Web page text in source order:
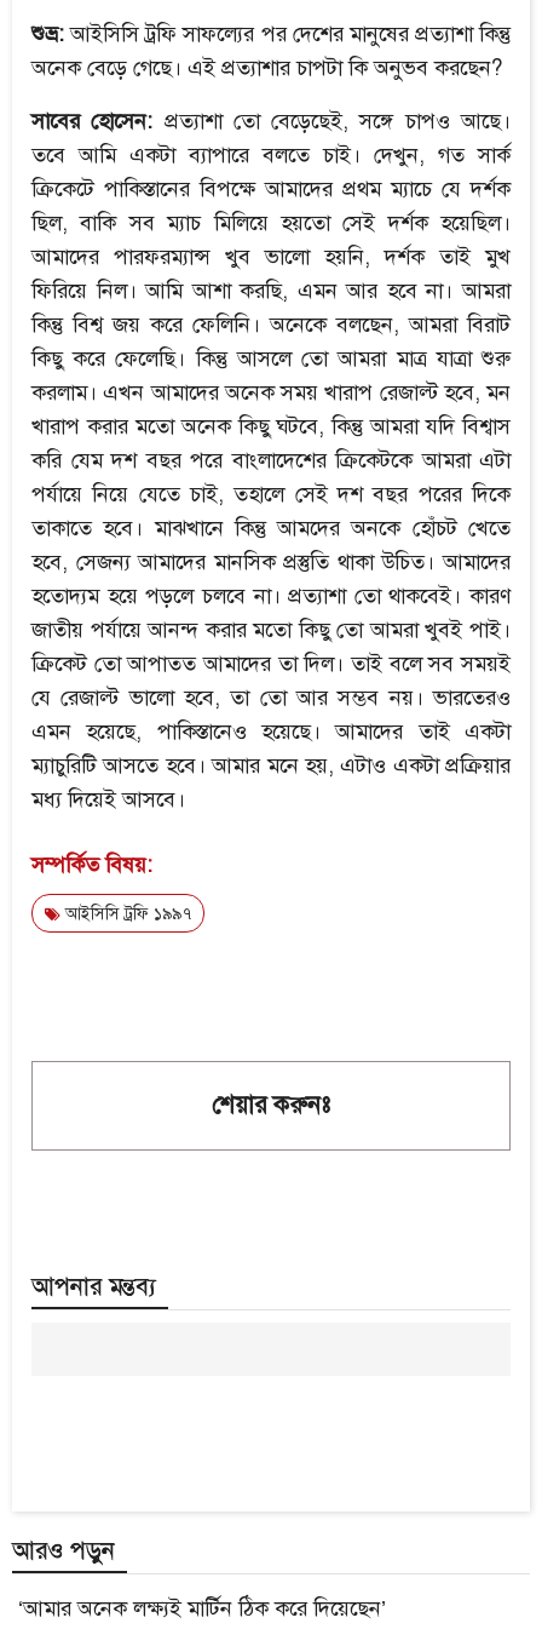
শুভ্র:আইসিসি ট্রফি সাফল্যের পর দেশের মানুষের প্রত্যাশা কিন্তু
অনেক বেড়ে গেছে। এই প্রত্যাশার চাপটা কি অনুভব করছেন?
সাবের হোসেন: প্রত্যাশা তো বেড়েছেই, সঙ্গে চাপও আছে।
তবে আমি একটা ব্যাপারে বলতে চাই। দেখুন, গত সার্ক
ক্রিকেটে পাকিস্তানের বিপক্ষে আমাদের প্রথম ম্যাচে যে দর্শক
ছিল, বাকি সব ম্যাচ মিলিয়ে হয়তো সেই দর্শক হয়েছিল।
আমাদের পারফরম্যান্স খুব ভালো হয়নি, দর্শক তাই মুখ
ফিরিয়ে নিল। আমি আশা করছি, এমন আর হবে না। আমরা
কিন্তু বিশ্ব জয় করে ফেলিনি। অনেকে বলছেন, আমরা বিরাট
কিছু করে ফেলেছি। কিন্তু আসলে তো আমরা মাত্র যাত্রা শুরু
করলাম। এখন আমাদের অনেক সময় খারাপ রেজাল্ট হবে, মন
খারাপ করার মতো অনেক কিছু ঘটবে, কিন্তু আমরা যদি বিশ্বাস
করি যেম দশ বছর পরে বাংলাদেশের ক্রিকেটকে আমরা এটা
পর্যায়ে নিয়ে যেতে চাই, তহালে সেই দশ বছর পরের দিকে
তাকাতে হবে। মাঝখানে কিন্তু আমদের অনকে হোঁচট খেতে
হবে, সেজন্য আমাদের মানসিক প্রস্তুতি থাকা উচিত। আমাদের
হতোদ্যম হয়ে পড়লে চলবে না। প্রত্যাশা তো থাকবেই। কারণ
জাতীয় পর্যায়ে আনন্দ করার মতো কিছু তো আমরা খুবই পাই।
ক্রিকেট তো আপাতত আমাদের তা দিল। তাই বলে সব সময়ই
যে রেজাল্ট ভালো হবে, তা তো আর সম্ভব নয়। ভারতেরও
এমন হয়েছে, পাকিস্তানেও হয়েছে। আমাদের তাই একটা
ম্যাচুরিটি আসতে হবে। আমার মনে হয়, এটাও একটা প্রক্রিয়ার
মধ্য দিয়েই আসবে।
সম্পর্কিত বিষয়:
আইসিসি ট্রফি ১৯৯৭
শেয়ার করুনঃ
আপনার মন্তব্য
আরও পড়ুন
‘আমার অনেক লক্ষ্যই মার্টিন ঠিক করে দিয়েছেন’